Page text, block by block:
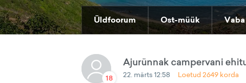
Üldfoorum Ost-müük
18
Ajurünnak campervani
22. märts 12:58 Loetud2649 korda